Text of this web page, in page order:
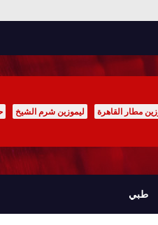
مطار القاهرة ليموزين شرم الشيخ
طبي